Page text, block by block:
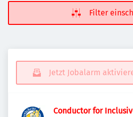
Filter
Jetzt Jobalarm
Conductor for